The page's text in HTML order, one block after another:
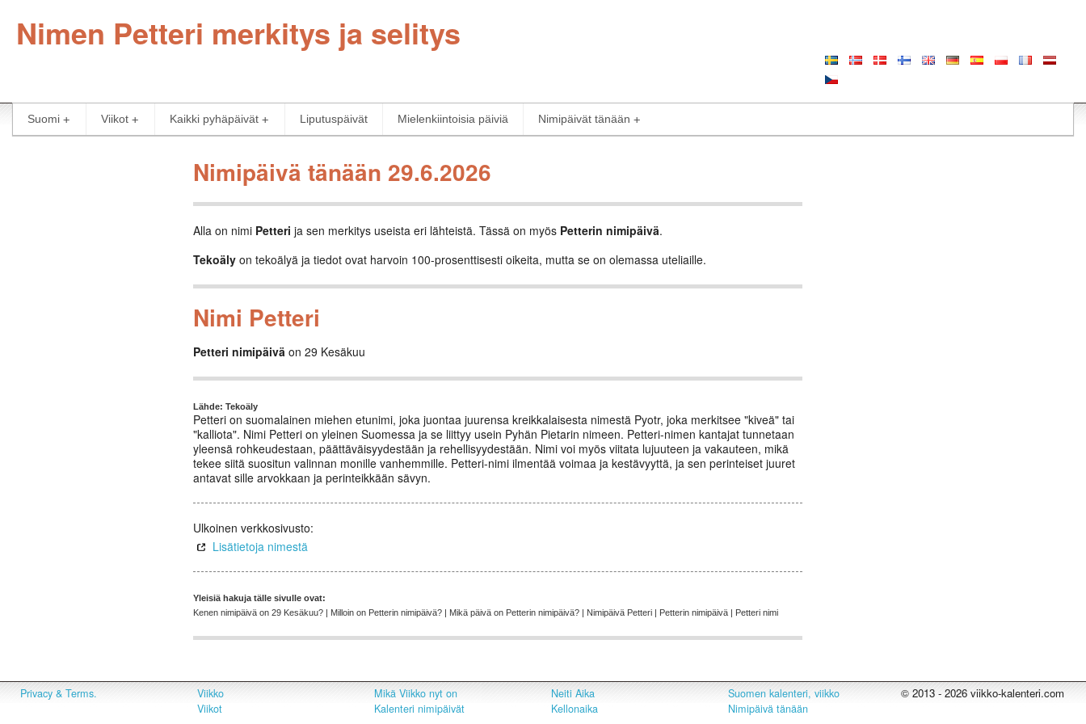
Nimen Petteri merkitys ja selitys
Suomi Viikot Kaikki pyhäpäivät Liputuspäivät Mielenkiintoisia päiviä Nimipäivät tänään
Nimipäivä tänään 29.6.2026
Alla on nimi Petteri ja sen merkitys useista eri lähteistä. Tässä on myös Petterin nimipäivä.
Tekoäly on tekoälyä ja tiedot ovat harvoin 100-prosenttisesti oikeita, mutta se on olemassa uteliaille.
Nimi Petteri
Petteri nimipäivä on 29 Kesäkuu
Lähde: Tekoäly
Petteri on suomalainen miehen etunimi, joka juontaa juurensa kreikkalaisesta nimestä Pyotr, joka merkitsee "kiveä" tai
"kalliota". Nimi Petteri on yleinen Suomessa ja se liittyy usein Pyhän Pietarin nimeen. Petteri-nimen kantajat tunnetaan
yleensä rohkeudestaan, päättäväisyydestään ja rehellisyydestään. Nimi voi myös viitata lujuuteen ja vakauteen, mikä
tekee siitä suositun valinnan monille vanhemmille. Petteri-nimi ilmentää voimaa ja kestävyyttä, ja sen perinteiset juuret
antavat sille arvokkaan ja perinteikkään sävyn.
Ulkoinen verkkosivusto:
Lisätietoja nimestä
Yleisiä hakuja tälle sivulle ovat:
Kenen nimipäivä on 29 Kesäkuu? | Milloin on Petterin nimipäivä? | Mikä päivä on Petterin nimipäivä? | Nimipäivä Petteri | Petterin nimipäivä | Petteri nimi
Privacy & Terms.
Viikko
Viikot
Mikä Viikko nyt on
Kalenteri nimipäivät
Neiti Aika
Kellonaika
Suomen kalenteri, viikko
Nimipäivä tänään
© 2013 - 2026 viikko-kalenteri.com